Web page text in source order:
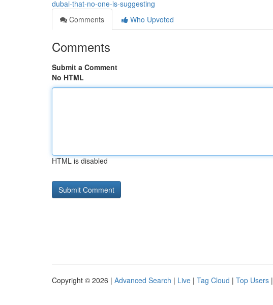
dubai-that-no-one-is-suggesting
Comments
Who Upvoted
Comments
Submit a Comment
No HTML
HTML is disabled
Copyright © 2026 | Advanced Search | Live | Tag Cloud | Top Users